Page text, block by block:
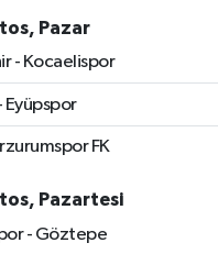
Pazar
- Kocaelispor
Eyüpspor
FK
Pazartesi
- Göztepe